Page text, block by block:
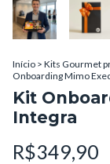
Início > Kits Gourmet
Onboarding Mimo
Kit
Integra
R$349,90